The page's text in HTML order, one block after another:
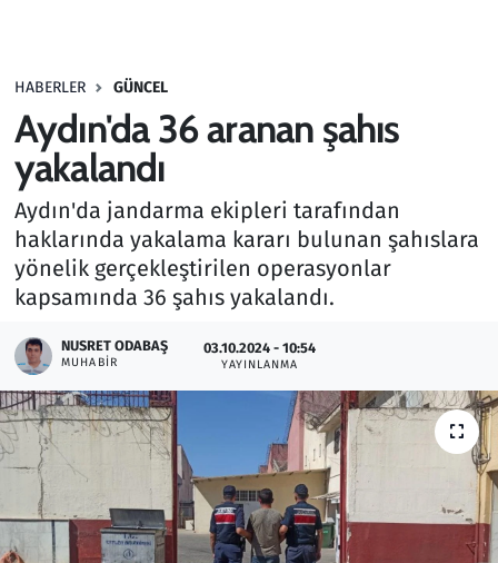
HABERLER GÜNCEL
Aydın'da 36 aranan şahıs
yakalandı
Aydın'da jandarma ekipleri tarafından
haklarında yakalama kararı bulunan şahıslara
yönelik gerçekleştirilen operasyonlar
kapsamında 36 şahıs yakalandı.
NUSRET ODABAŞ
MUHABIR
03.10.2024 - 10:54
YAYINLANMA
Haber
Kültür Sanat
Kurumsal Haberler
Lezzet Durağı
Oyun
Resmi İlanlar